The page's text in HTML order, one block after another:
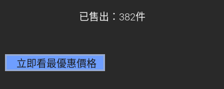
已售出：382件